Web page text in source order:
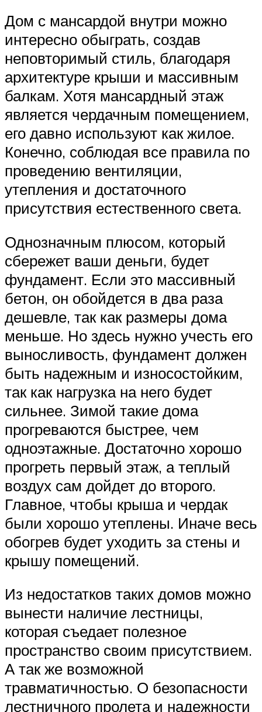
Дом с мансардой внутри можно
интересно обыграть, создав
неповторимый стиль, благодаря
архитектуре крыши и массивным
балкам. Хотя мансардный этаж
является чердачным помещением,
его давно используют как жилое.
Конечно, соблюдая все правила по
проведению вентиляции,
утепления и достаточного
присутствия естественного света.
Однозначным плюсом, который
сбережет ваши деньги, будет
фундамент. Если это массивный
бетон, он обойдется в два раза
дешевле, так как размеры дома
меньше. Но здесь нужно учесть его
выносливость, фундамент должен
быть надежным и износостойким,
так как нагрузка на него будет
сильнее. Зимой такие дома
прогреваются быстрее, чем
одноэтажные. Достаточно хорошо
прогреть первый этаж, а теплый
воздух сам дойдет до второго.
Главное, чтобы крыша и чердак
были хорошо утеплены. Иначе весь
обогрев будет уходить за стены и
крышу помещений.
Из недостатков таких домов можно
вынести наличие лестницы,
которая съедает полезное
пространство своим присутствием.
А так же возможной
травматичностью. О безопасности
лестничного пролета и надежности